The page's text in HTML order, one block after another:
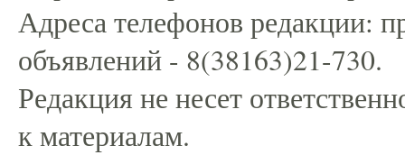
Адреса телефонов редакции:
объявлений - 8(38163)21-730.
Редакция не несет
к материалам.